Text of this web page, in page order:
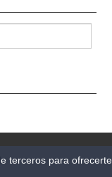
DERECHOS
terceros para